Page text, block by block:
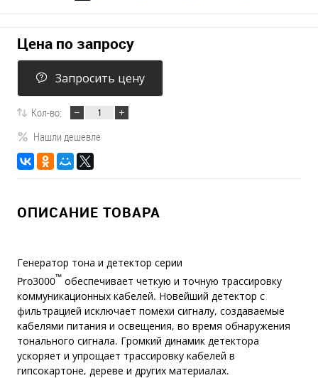
Цена по запросу
Запросить цену
Кол-во:
Нашли дешевле
ОПИСАНИЕ ТОВАРА
Генератор тона и детектор серии
Pro3000™ обеспечивает четкую и точную трассировку
коммуникационных кабелей. Новейший детектор с
фильтрацией исключает помехи сигналу, создаваемые
кабелями питания и освещения, во время обнаружения
тонального сигнала. Громкий динамик детектора
ускоряет и упрощает трассировку кабелей в
гипсокартоне, дереве и других материалах.